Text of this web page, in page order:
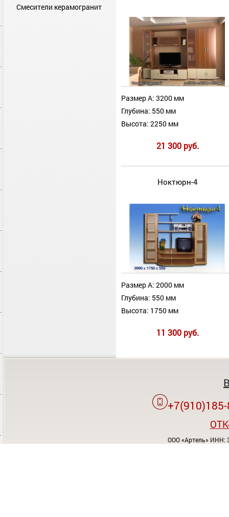
Смесители керамогранит
Размер А: 3200 мм
Глубина: 550 мм
Высота: 2250 мм
21 300 руб.
Ноктюрн-4
Размер А: 2000 мм
Глубина: 550 мм
Высота: 1750 мм
11 300 руб.
ООО «Артель» ИНН: